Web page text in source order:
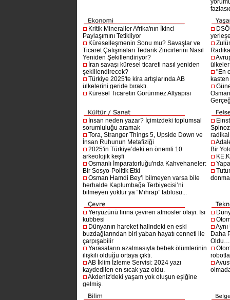
Kritik Mineraller Afrika'nın İkinci
Paylaşımını Tetikliyor
Küreselleşmenin Sonu mu? Savaşlar ve
Ticaret Çatışmaları Tedarik Zincirlerini Nasıl
Yeniden Şekillendiriyor?
İran savaşı küresel ticareti nasıl yeniden
şekillendirecek?
Türkiye 2025'te kira artışlarında AB
ülkelerini geride bıraktı.
Küresel Ticaretin Görünmez Altyapısı
"En
İnsan neden yazar? İçimizdeki toplumsal
sorumluluğu aramak
Tora, Stranger Things 5, Upside Down ve
İnsan Ruhunun Metafiziği
2025'in Türkiye’deki en önemli 10
arkeolojik keşfi
Osmanlı İmparatorluğu'nda Kahvehaneler:
Bir Sosyo-Politik Etki
Osman Hamdi Bey’i bilmeyen varsa bile
herhalde Kaplumbağa Terbiyecisi’ni
bilmeyen yoktur ya “Mihrap” tablosu...
Bir
Yeryüzünü fırına çeviren atmosfer olayı: Isı
kubbesi
Dünyanın hareket halindeki en eski
buzdağlarından biri yaban hayatı cenneti ile
çarpışabilir
Yarasaların azalmasıyla bebek ölümlerinin
ilişkili olduğu ortaya çıktı.
AB İklim İzleme Servisi: 2024 yazı
kaydedilen en sıcak yaz oldu.
Akdeniz'deki yaşam yok oluşun eşiğine
gelmiş.
Daha
Oldu…